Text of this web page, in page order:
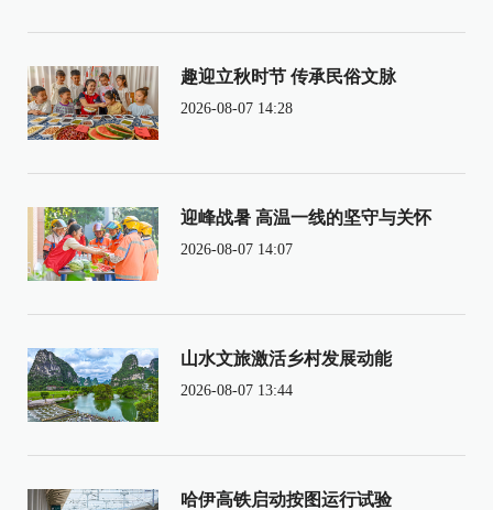
趣迎立秋时节 传承民俗文脉
2026-08-07 14:28
迎峰战暑 高温一线的坚守与关怀
2026-08-07 14:07
山水文旅激活乡村发展动能
2026-08-07 13:44
哈伊高铁启动按图运行试验